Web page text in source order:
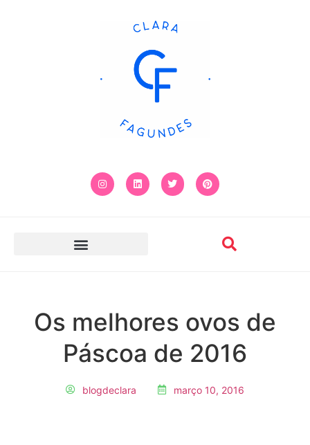
Os melhores ovos de
Páscoa de 2016
blogdeclara março 10, 2016